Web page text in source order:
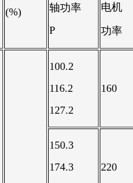
(%)
轴功率
P
电机
功率
100.2
116.2
127.2
160
150.3
174.3
220